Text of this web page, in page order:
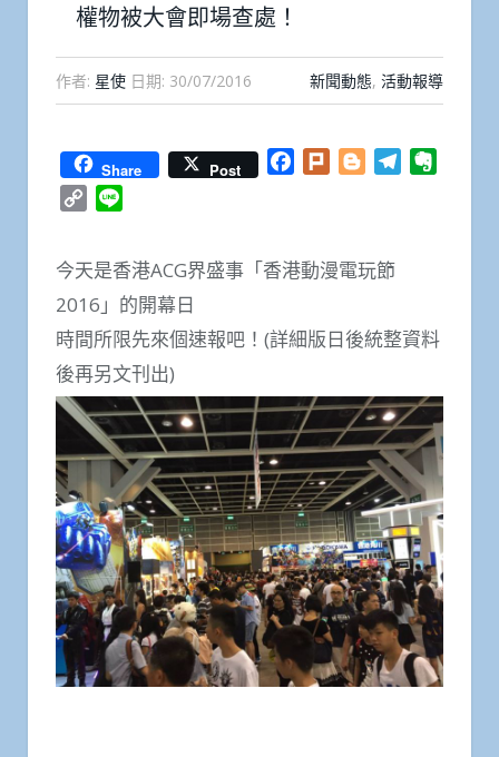
權物被大會即場查處！
作者: 星使 日期: 30/07/2016 新聞動態, 活動報導
Share Post Facebook
Plurk BloggerTelegram
Copy
今天是香港ACG界盛事「香港動漫電玩節
2016」的開幕日
時間所限先來個速報吧！(詳細版日後統整資料
後再另文刊出)